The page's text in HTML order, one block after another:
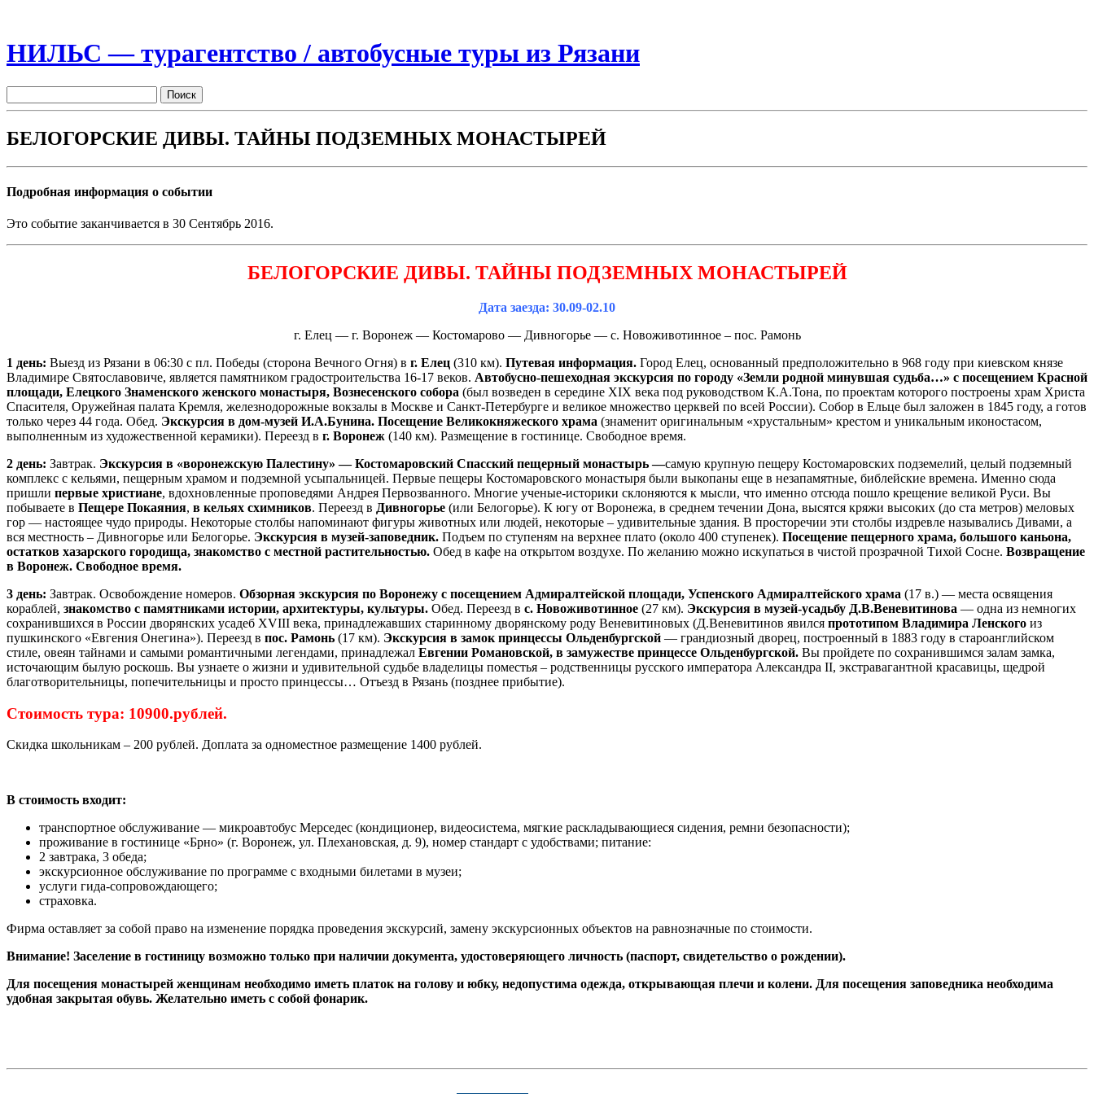
НИЛЬС — турагентство / автобусные туры из Рязани
БЕЛОГОРСКИЕ ДИВЫ. ТАЙНЫ ПОДЗЕМНЫХ МОНАСТЫРЕЙ
Подробная информация о событии
Это событие заканчивается в 30 Сентябрь 2016.
БЕЛОГОРСКИЕ ДИВЫ. ТАЙНЫ ПОДЗЕМНЫХ МОНАСТЫРЕЙ
Дата заезда: 30.09-02.10
г. Елец — г. Воронеж — Костомарово — Дивногорье — с. Новоживотинное – пос. Рамонь
1 день: Выезд из Рязани в 06:30 с пл. Победы (сторона Вечного Огня) в г. Елец (310 км). Путевая информация. Город Елец, основанный предположительно в 968 году при киевском князе
Владимире Святославовиче, является памятником градостроительства 16-17 веков. Автобусно-пешеходная экскурсия по городу «Земли родной минувшая судьба…» с посещением Красной
площади, Елецкого Знаменского женского монастыря, Вознесенского собора (был возведен в середине XIX века под руководством К.А.Тона, по проектам которого построены храм Христа
Спасителя, Оружейная палата Кремля, железнодорожные вокзалы в Москве и Санкт-Петербурге и великое множество церквей по всей России). Собор в Ельце был заложен в 1845 году, а готов
только через 44 года. Обед. Экскурсия в дом-музей И.А.Бунина. Посещение Великокняжеского храма (знаменит оригинальным «хрустальным» крестом и уникальным иконостасом,
выполненным из художественной керамики). Переезд в г. Воронеж (140 км). Размещение в гостинице. Свободное время.
2 день: Завтрак. Экскурсия в «воронежскую Палестину» — Костомаровский Спасский пещерный монастырь —самую крупную пещеру Костомаровских подземелий, целый подземный
комплекс с кельями, пещерным храмом и подземной усыпальницей. Первые пещеры Костомаровского монастыря были выкопаны еще в незапамятные, библейские времена. Именно сюда
пришли первые христиане, вдохновленные проповедями Андрея Первозванного. Многие ученые-историки склоняются к мысли, что именно отсюда пошло крещение великой Руси. Вы
побываете в Пещере Покаяния, в кельях схимников. Переезд в Дивногорье (или Белогорье). К югу от Воронежа, в среднем течении Дона, высятся кряжи высоких (до ста метров) меловых
гор — настоящее чудо природы. Некоторые столбы напоминают фигуры животных или людей, некоторые – удивительные здания. В просторечии эти столбы издревле назывались Дивами, а
вся местность – Дивногорье или Белогорье. Экскурсия в музей-заповедник. Подъем по ступеням на верхнее плато (около 400 ступенек). Посещение пещерного храма, большого каньона,
остатков хазарского городища, знакомство с местной растительностью. Обед в кафе на открытом воздухе. По желанию можно искупаться в чистой прозрачной Тихой Сосне. Возвращение
в Воронеж. Свободное время.
3 день: Завтрак. Освобождение номеров. Обзорная экскурсия по Воронежу с посещением Адмиралтейской площади, Успенского Адмиралтейского храма (17 в.) — места освящения
кораблей, знакомство с памятниками истории, архитектуры, культуры. Обед. Переезд в с. Новоживотинное (27 км). Экскурсия в музей-усадьбу Д.В.Веневитинова — одна из немногих
сохранившихся в России дворянских усадеб XVIII века, принадлежавших старинному дворянскому роду Веневитиновых (Д.Веневитинов явился прототипом Владимира Ленского из
пушкинского «Евгения Онегина»). Переезд в пос. Рамонь (17 км). Экскурсия в замок принцессы Ольденбургской — грандиозный дворец, построенный в 1883 году в староанглийском
стиле, овеян тайнами и самыми романтичными легендами, принадлежал Евгении Романовской, в замужестве принцессе Ольденбургской. Вы пройдете по сохранившимся залам замка,
источающим былую роскошь. Вы узнаете о жизни и удивительной судьбе владелицы поместья – родственницы русского императора Александра II, экстравагантной красавицы, щедрой
благотворительницы, попечительницы и просто принцессы… Отъезд в Рязань (позднее прибытие).
Стоимость тура: 10900.рублей.
Скидка школьникам – 200 рублей. Доплата за одноместное размещение 1400 рублей.
В стоимость входит:
транспортное обслуживание — микроавтобус Мерседес (кондиционер, видеосистема, мягкие раскладывающиеся сидения, ремни безопасности);
проживание в гостинице «Брно» (г. Воронеж, ул. Плехановская, д. 9), номер стандарт с удобствами; питание:
2 завтрака, 3 обеда;
экскурсионное обслуживание по программе с входными билетами в музеи;
услуги гида-сопровождающего;
страховка.
Фирма оставляет за собой право на изменение порядка проведения экскурсий, замену экскурсионных объектов на равнозначные по стоимости.
Внимание! Заселение в гостиницу возможно только при наличии документа, удостоверяющего личность (паспорт, свидетельство о рождении).
Для посещения монастырей женщинам необходимо иметь платок на голову и юбку, недопустима одежда, открывающая плечи и колени. Для посещения заповедника необходима
удобная закрытая обувь. Желательно иметь с собой фонарик.